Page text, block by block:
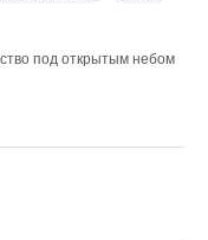
под открытым небом